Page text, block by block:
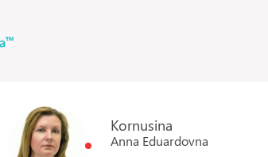
Kornusina
Anna Eduardovna